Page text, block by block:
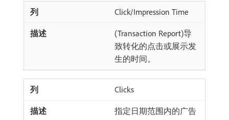
Click/Impression Time
(Transaction Report)导
致转化的点击或展示发
生的时间。
Clicks
指定日期范围内的广告